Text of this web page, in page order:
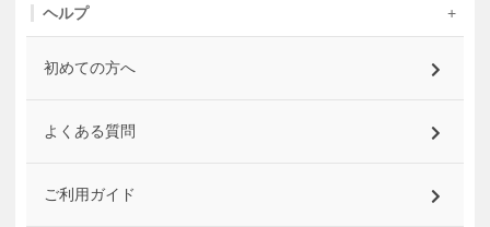
ヘルプ
初めての方へ
よくある質問
ご利用ガイド